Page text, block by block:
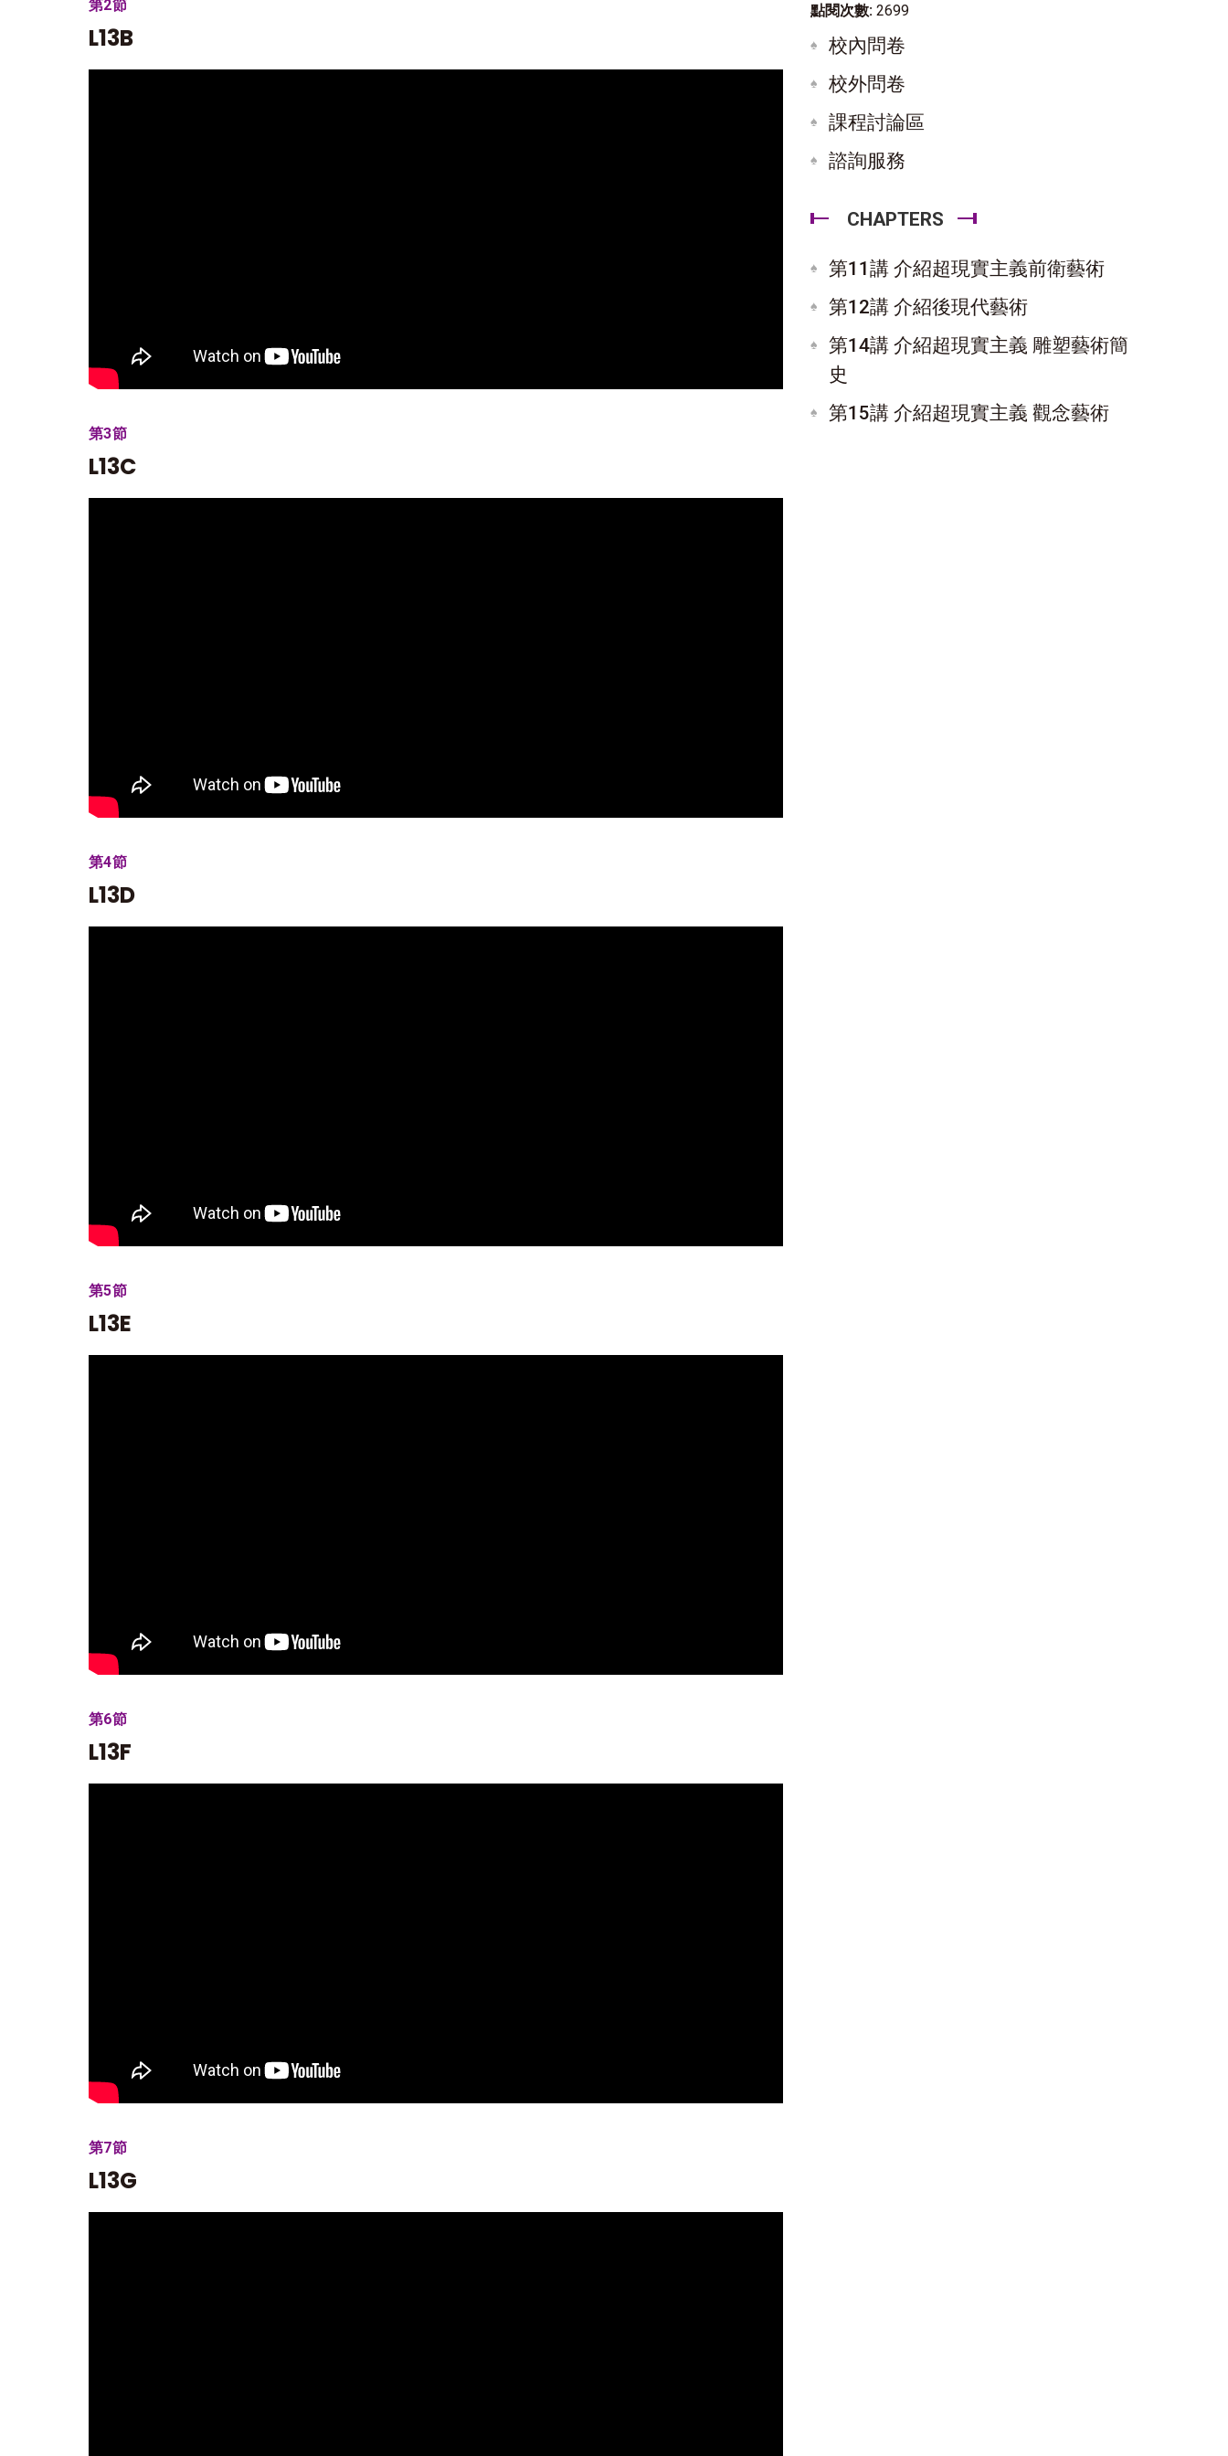
第2節
L13B
第3節
L13C
第4節
L13D
第5節
L13E
第6節
L13F
第7節
L13G
點閱次數: 2699
校內問卷
校外問卷
課程討論區
諮詢服務
CHAPTERS
第11講 介紹超現實主義前衛藝術
第12講 介紹後現代藝術
第14講 介紹超現實主義 雕塑藝術簡
史
第15講 介紹超現實主義 觀念藝術